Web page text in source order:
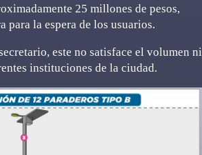
25 millones de pesos,
la espera de los usuarios.
este no satisface el volumen ni
instituciones de la ciudad.